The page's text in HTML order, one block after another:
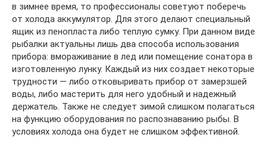
в зимнее время, то профессионалы советуют поберечь
от холода аккумулятор. Для этого делают специальный
ящик из пенопласта либо теплую сумку. При данном виде
рыбалки актуальны лишь два способа использования
прибора: вмораживание в лед или помещение сонатора в
изготовленную лунку. Каждый из них создает некоторые
трудности — либо отковыривать прибор от замерзшей
воды, либо мастерить для него удобный и надежный
держатель. Также не следует зимой слишком полагаться
на функцию оборудования по распознаванию рыбы. В
условиях холода она будет не слишком эффективной.